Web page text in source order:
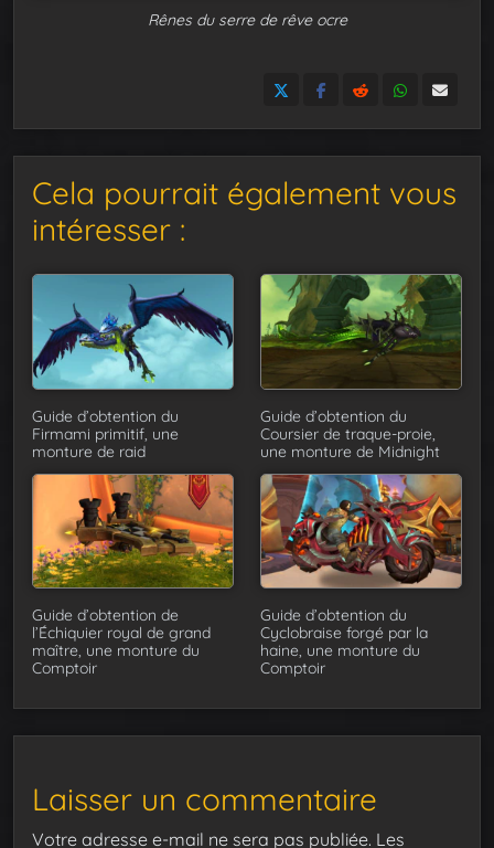
Rênes du serre de rêve ocre
Cela pourrait également vous
intéresser :
Guide d’obtention du
Firmami primitif, une
monture de raid
Guide d’obtention du
Coursier de traque-proie,
une monture de Midnight
Guide d’obtention de
l’Échiquier royal de grand
maître, une monture du
Comptoir
Guide d’obtention du
Cyclobraise forgé par la
haine, une monture du
Comptoir
Laisser un commentaire
Votre adresse e-mail ne sera pas publiée. Les